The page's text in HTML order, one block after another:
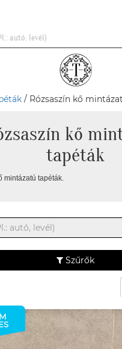
/ Rózsaszín kő
kő
tapéták
mintázatú tapéták.
Szűrők